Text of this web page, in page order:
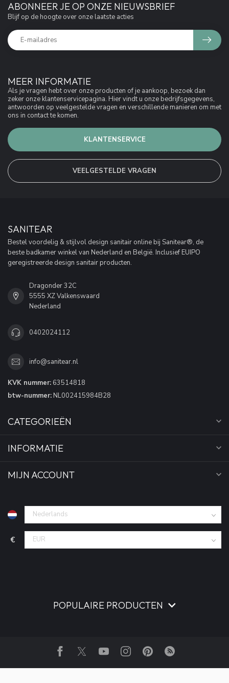
MEER INFORMATIE
Als je vragen hebt over onze producten of je aankoop, bezoek dan
zeker onze klantenservicepagina. Hier vindt u onze bedrijfsgegevens,
antwoorden op veelgestelde vragen en verschillende manieren om met
ons in contact te komen.
KLANTENSERVICE
VEELGESTELDE VRAGEN
ABONNEER JE OP ONZE NIEUWSBRIEF
Blijf op de hoogte over onze laatste acties
SANITEAR
Bestel voordelig & stijlvol design sanitair online bij Sanitear®, de
beste badkamer winkel van Nederland en België. Inclusief EUIPO
geregistreerde design sanitair producten.
Dragonder 32C
5555 XZ Valkenswaard
Nederland
0402024112
info@sanitear.nl
KVK nummer: 63514818
btw-nummer: NL002415984B28
CATEGORIEËN
INFORMATIE
MIJN ACCOUNT
€
POPULAIRE PRODUCTEN